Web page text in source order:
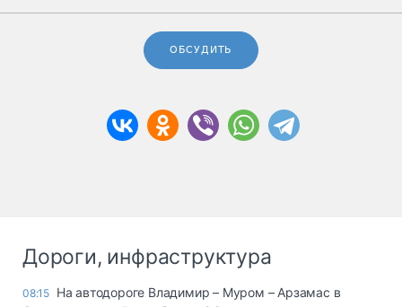
ОБСУДИТЬ
Дороги, инфраструктура
08:15 На автодороге Владимир – Муром – Арзамас в